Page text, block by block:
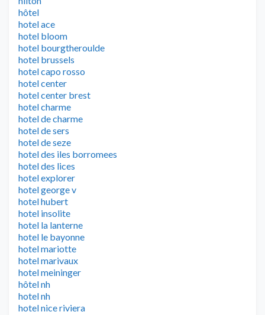
hôtel
hotel ace
hotel bloom
hotel bourgtheroulde
hotel brussels
hotel capo rosso
hotel center
hotel center brest
hotel charme
hotel de charme
hotel de sers
hotel de seze
hotel des iles borromees
hotel des lices
hotel explorer
hotel george v
hotel hubert
hotel insolite
hotel la lanterne
hotel le bayonne
hotel mariotte
hotel marivaux
hotel meininger
hôtel nh
hotel nh
hotel nice riviera